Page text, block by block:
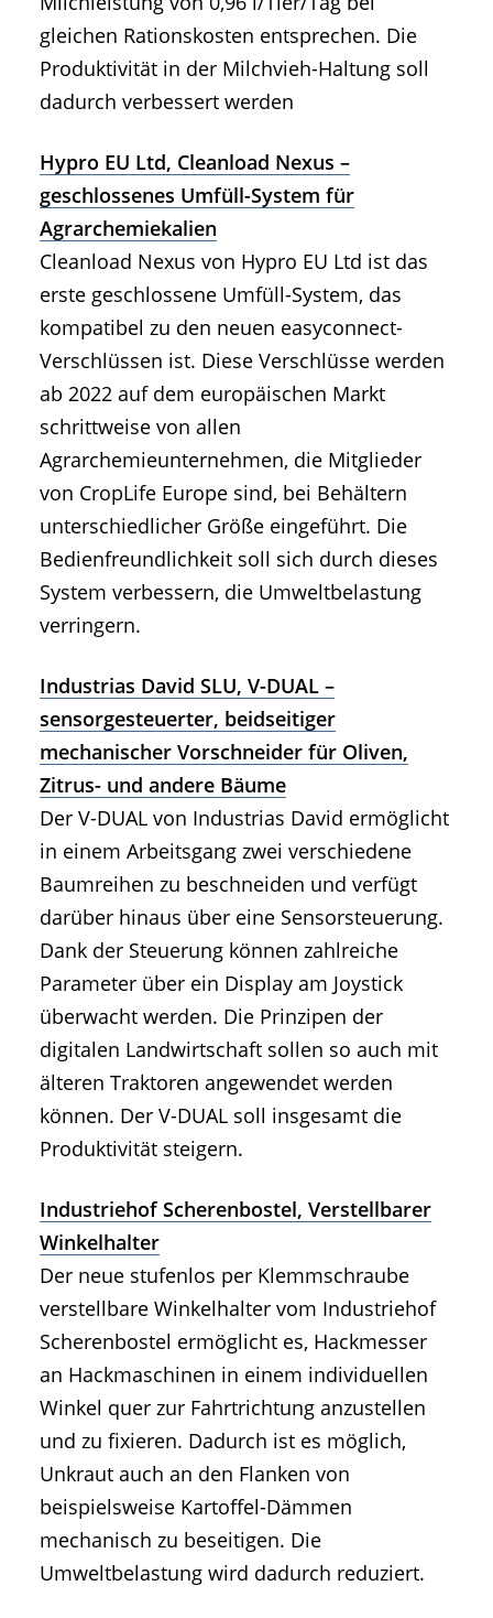
gleichen Rationskosten entsprechen. Die
Produktivität in der Milchvieh-Haltung soll
dadurch verbessert werden
Hypro EU Ltd, Cleanload Nexus –
geschlossenes Umfüll-System für
Agrarchemiekalien
Cleanload Nexus von Hypro EU Ltd ist das
erste geschlossene Umfüll-System, das
kompatibel zu den neuen easyconnect-
Verschlüssen ist. Diese Verschlüsse werden
ab 2022 auf dem europäischen Markt
schrittweise von allen
Agrarchemieunternehmen, die Mitglieder
von CropLife Europe sind, bei Behältern
unterschiedlicher Größe eingeführt. Die
Bedienfreundlichkeit soll sich durch dieses
System verbessern, die Umweltbelastung
verringern.
Industrias David SLU, V-DUAL –
sensorgesteuerter, beidseitiger
mechanischer Vorschneider für Oliven,
Zitrus- und andere Bäume
Der V-DUAL von Industrias David ermöglicht
in einem Arbeitsgang zwei verschiedene
Baumreihen zu beschneiden und verfügt
darüber hinaus über eine Sensorsteuerung.
Dank der Steuerung können zahlreiche
Parameter über ein Display am Joystick
überwacht werden. Die Prinzipen der
digitalen Landwirtschaft sollen so auch mit
älteren Traktoren angewendet werden
können. Der V-DUAL soll insgesamt die
Produktivität steigern.
Industriehof Scherenbostel, Verstellbarer
Winkelhalter
Der neue stufenlos per Klemmschraube
verstellbare Winkelhalter vom Industriehof
Scherenbostel ermöglicht es, Hackmesser
an Hackmaschinen in einem individuellen
Winkel quer zur Fahrtrichtung anzustellen
und zu fixieren. Dadurch ist es möglich,
Unkraut auch an den Flanken von
beispielsweise Kartoffel-Dämmen
mechanisch zu beseitigen. Die
Umweltbelastung wird dadurch reduziert.